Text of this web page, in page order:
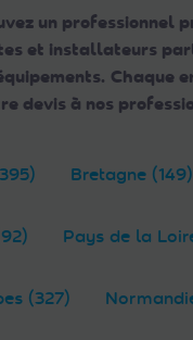
un
et installateurs
Chaque
devis à nos
Bretagne (149)
Pays de la
(327)